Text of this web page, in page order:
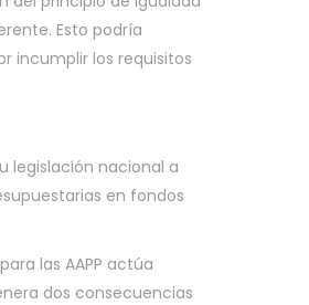
Esto podría
incumplir los requisitos
legislación nacional a
en fondos
las AAPP actúa
dos consecuencias